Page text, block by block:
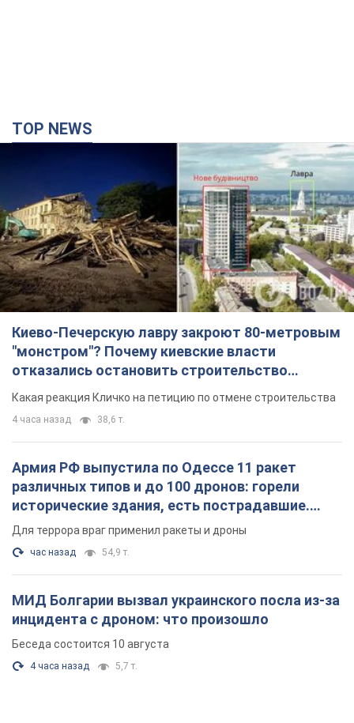
TOP NEWS
Киево-Печерскую лавру закроют 80-метровым
"монстром"? Почему киевские власти
отказались остановить строительство
небоскреба "московского верующего"
Какая реакция Кличко на петицию по отмене строительства
4 часа назад 38,6 т.
Армия РФ выпустила по Одессе 11 ракет
различных типов и до 100 дронов: горели
исторические здания, есть пострадавшие.
Фото и видео
Для террора враг применил ракеты и дроны
час назад 54,9 т.
МИД Болгарии вызвал украинского посла из-за
инцидента с дроном: что произошло
Беседа состоится 10 августа
4 часа назад 5,7 т.